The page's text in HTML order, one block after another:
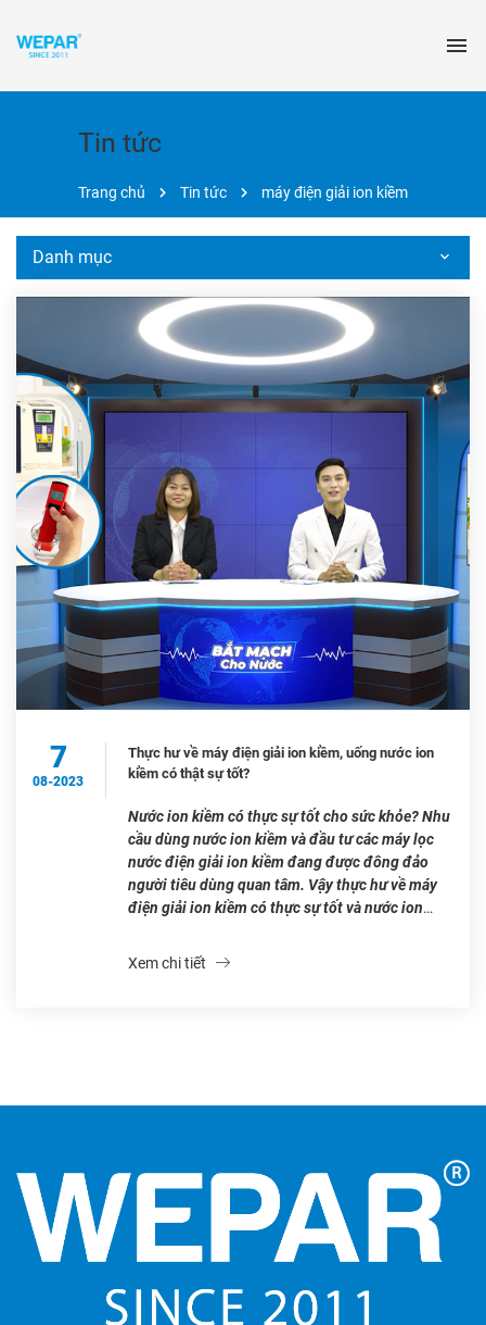
Tin tức
Trang chủ Tin tức máy điện giải ion kiềm
Danh mục
7
08-2023
Thực hư về máy điện giải ion kiềm, uống nước ion
kiềm có thật sự tốt?
Nước ion kiềm có thực sự tốt cho sức khỏe? Nhu
cầu dùng nước ion kiềm và đầu tư các máy lọc
nước điện giải ion kiềm đang được đông đảo
người tiêu dùng quan tâm. Vậy thực hư về máy
điện giải ion kiềm có thực sự tốt và nước ion
Xem chi tiết